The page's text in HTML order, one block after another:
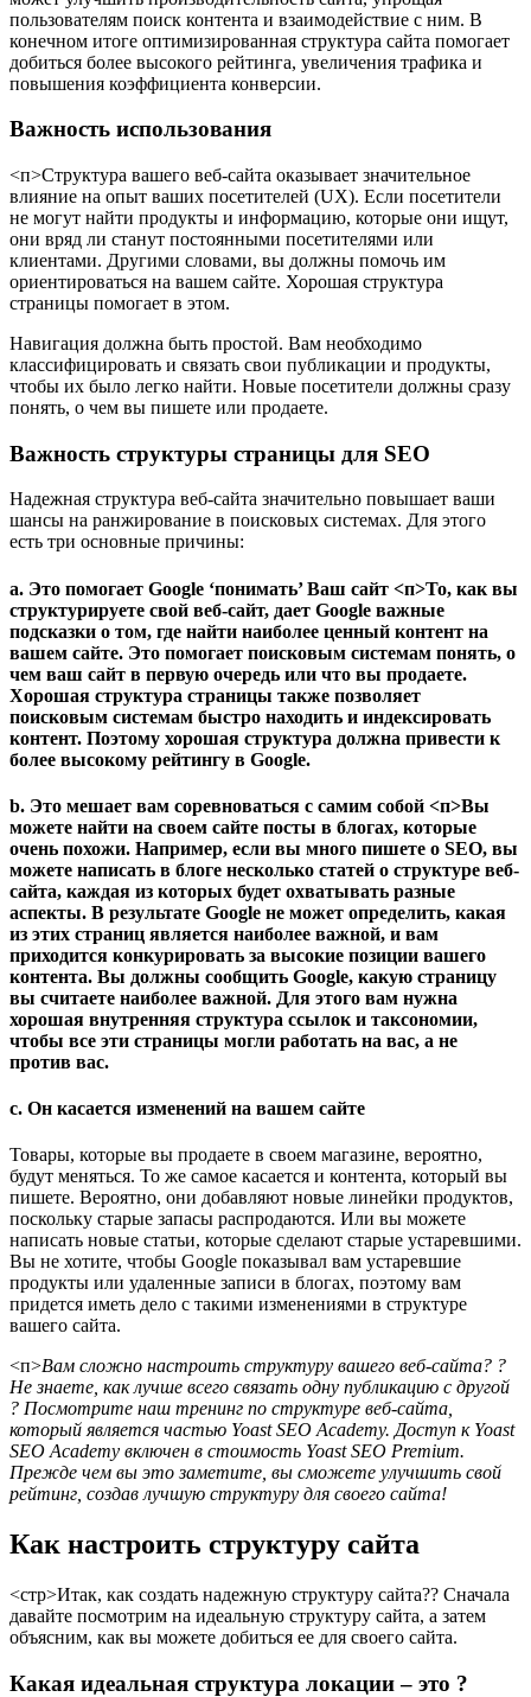
пользователям поиск контента и взаимодействие с ним. В
конечном итоге оптимизированная структура сайта помогает
добиться более высокого рейтинга, увеличения трафика и
повышения коэффициента конверсии.
Важность использования
<п>Структура вашего веб-сайта оказывает значительное
влияние на опыт ваших посетителей (UX). Если посетители
не могут найти продукты и информацию, которые они ищут,
они вряд ли станут постоянными посетителями или
клиентами. Другими словами, вы должны помочь им
ориентироваться на вашем сайте. Хорошая структура
страницы помогает в этом.
Навигация должна быть простой. Вам необходимо
классифицировать и связать свои публикации и продукты,
чтобы их было легко найти. Новые посетители должны сразу
понять, о чем вы пишете или продаете.
Важность структуры страницы для SEO
Надежная структура веб-сайта значительно повышает ваши
шансы на ранжирование в поисковых системах. Для этого
есть три основные причины:
a. Это помогает Google ‘понимать’ Ваш сайт <п>То, как вы
структурируете свой веб-сайт, дает Google важные
подсказки о том, где найти наиболее ценный контент на
вашем сайте. Это помогает поисковым системам понять, о
чем ваш сайт в первую очередь или что вы продаете.
Хорошая структура страницы также позволяет
поисковым системам быстро находить и индексировать
контент. Поэтому хорошая структура должна привести к
более высокому рейтингу в Google.
b. Это мешает вам соревноваться с самим собой <п>Вы
можете найти на своем сайте посты в блогах, которые
очень похожи. Например, если вы много пишете о SEO, вы
можете написать в блоге несколько статей о структуре веб-
сайта, каждая из которых будет охватывать разные
аспекты. В результате Google не может определить, какая
из этих страниц является наиболее важной, и вам
приходится конкурировать за высокие позиции вашего
контента. Вы должны сообщить Google, какую страницу
вы считаете наиболее важной. Для этого вам нужна
хорошая внутренняя структура ссылок и таксономии,
чтобы все эти страницы могли работать на вас, а не
против вас.
c. Он касается изменений на вашем сайте
Товары, которые вы продаете в своем магазине, вероятно,
будут меняться. То же самое касается и контента, который вы
пишете. Вероятно, они добавляют новые линейки продуктов,
поскольку старые запасы распродаются. Или вы можете
написать новые статьи, которые сделают старые устаревшими.
Вы не хотите, чтобы Google показывал вам устаревшие
продукты или удаленные записи в блогах, поэтому вам
придется иметь дело с такими изменениями в структуре
вашего сайта.
<п>Вам сложно настроить структуру вашего веб-сайта? ?
Не знаете, как лучше всего связать одну публикацию с другой
? Посмотрите наш тренинг по структуре веб-сайта,
который является частью Yoast SEO Academy. Доступ к Yoast
SEO Academy включен в стоимость Yoast SEO Premium.
Прежде чем вы это заметите, вы сможете улучшить свой
рейтинг, создав лучшую структуру для своего сайта!
Как настроить структуру сайта
<стр>Итак, как создать надежную структуру сайта?? Сначала
давайте посмотрим на идеальную структуру сайта, а затем
объясним, как вы можете добиться ее для своего сайта.
Какая идеальная структура локации – это ?